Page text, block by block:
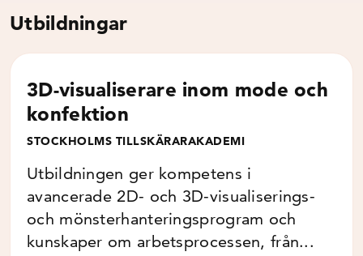
Utbildningar
3D-visualiserare inom mode och
konfektion
STOCKHOLMS TILLSKÄRARAKADEMI
Utbildningen ger kompetens i
avancerade 2D- och 3D-visualiserings-
och mönsterhanteringsprogram och
kunskaper om arbetsprocessen, från...